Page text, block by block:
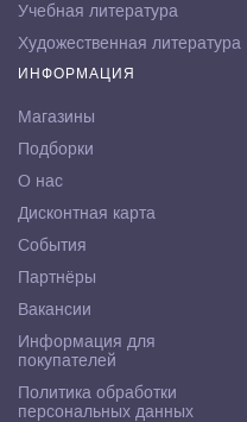
Учебная литература
Художественная литература
ИНФОРМАЦИЯ
Магазины
Подборки
О нас
Дисконтная карта
События
Партнёры
Вакансии
Информация для
покупателей
Политика обработки
персональных данных